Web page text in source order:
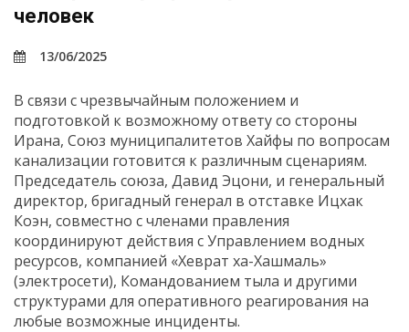
человек
13/06/2025
В связи с чрезвычайным положением и
подготовкой к возможному ответу со стороны
Ирана, Союз муниципалитетов Хайфы по вопросам
канализации готовится к различным сценариям.
Председатель союза, Давид Эцони, и генеральный
директор, бригадный генерал в отставке Ицхак
Коэн, совместно с членами правления
координируют действия с Управлением водных
ресурсов, компанией «Хеврат ха-Хашмаль»
(электросети), Командованием тыла и другими
структурами для оперативного реагирования на
любые возможные инциденты.